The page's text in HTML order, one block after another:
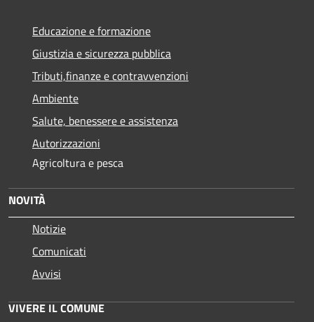
Educazione e formazione
Giustizia e sicurezza pubblica
Tributi,finanze e contravvenzioni
Ambiente
Salute, benessere e assistenza
Autorizzazioni
Agricoltura e pesca
NOVITÀ
Notizie
Comunicati
Avvisi
VIVERE IL COMUNE